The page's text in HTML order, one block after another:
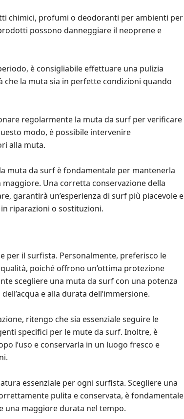
chimici, profumi o deodoranti per ambienti per
possono danneggiare il neoprene e
è consigliabile effettuare una pulizia
la muta sia in perfette condizioni quando
regolarmente la muta da surf per verificare
modo, è possibile intervenire
alla muta.
muta da surf è fondamentale per mantenerla
Una corretta conservazione della
garantirà un’esperienza di surf più piacevole e
riparazioni o sostituzioni.
per il surfista. Personalmente, preferisco le
poiché offrono un’ottima protezione
scegliere una muta da surf con una potenza
e alla durata dell’immersione.
ritengo che sia essenziale seguire le
specifici per le mute da surf. Inoltre, è
l’uso e conservarla in un luogo fresco e
essenziale per ogni surfista. Scegliere una
pulita e conservata, è fondamentale
una maggiore durata nel tempo.